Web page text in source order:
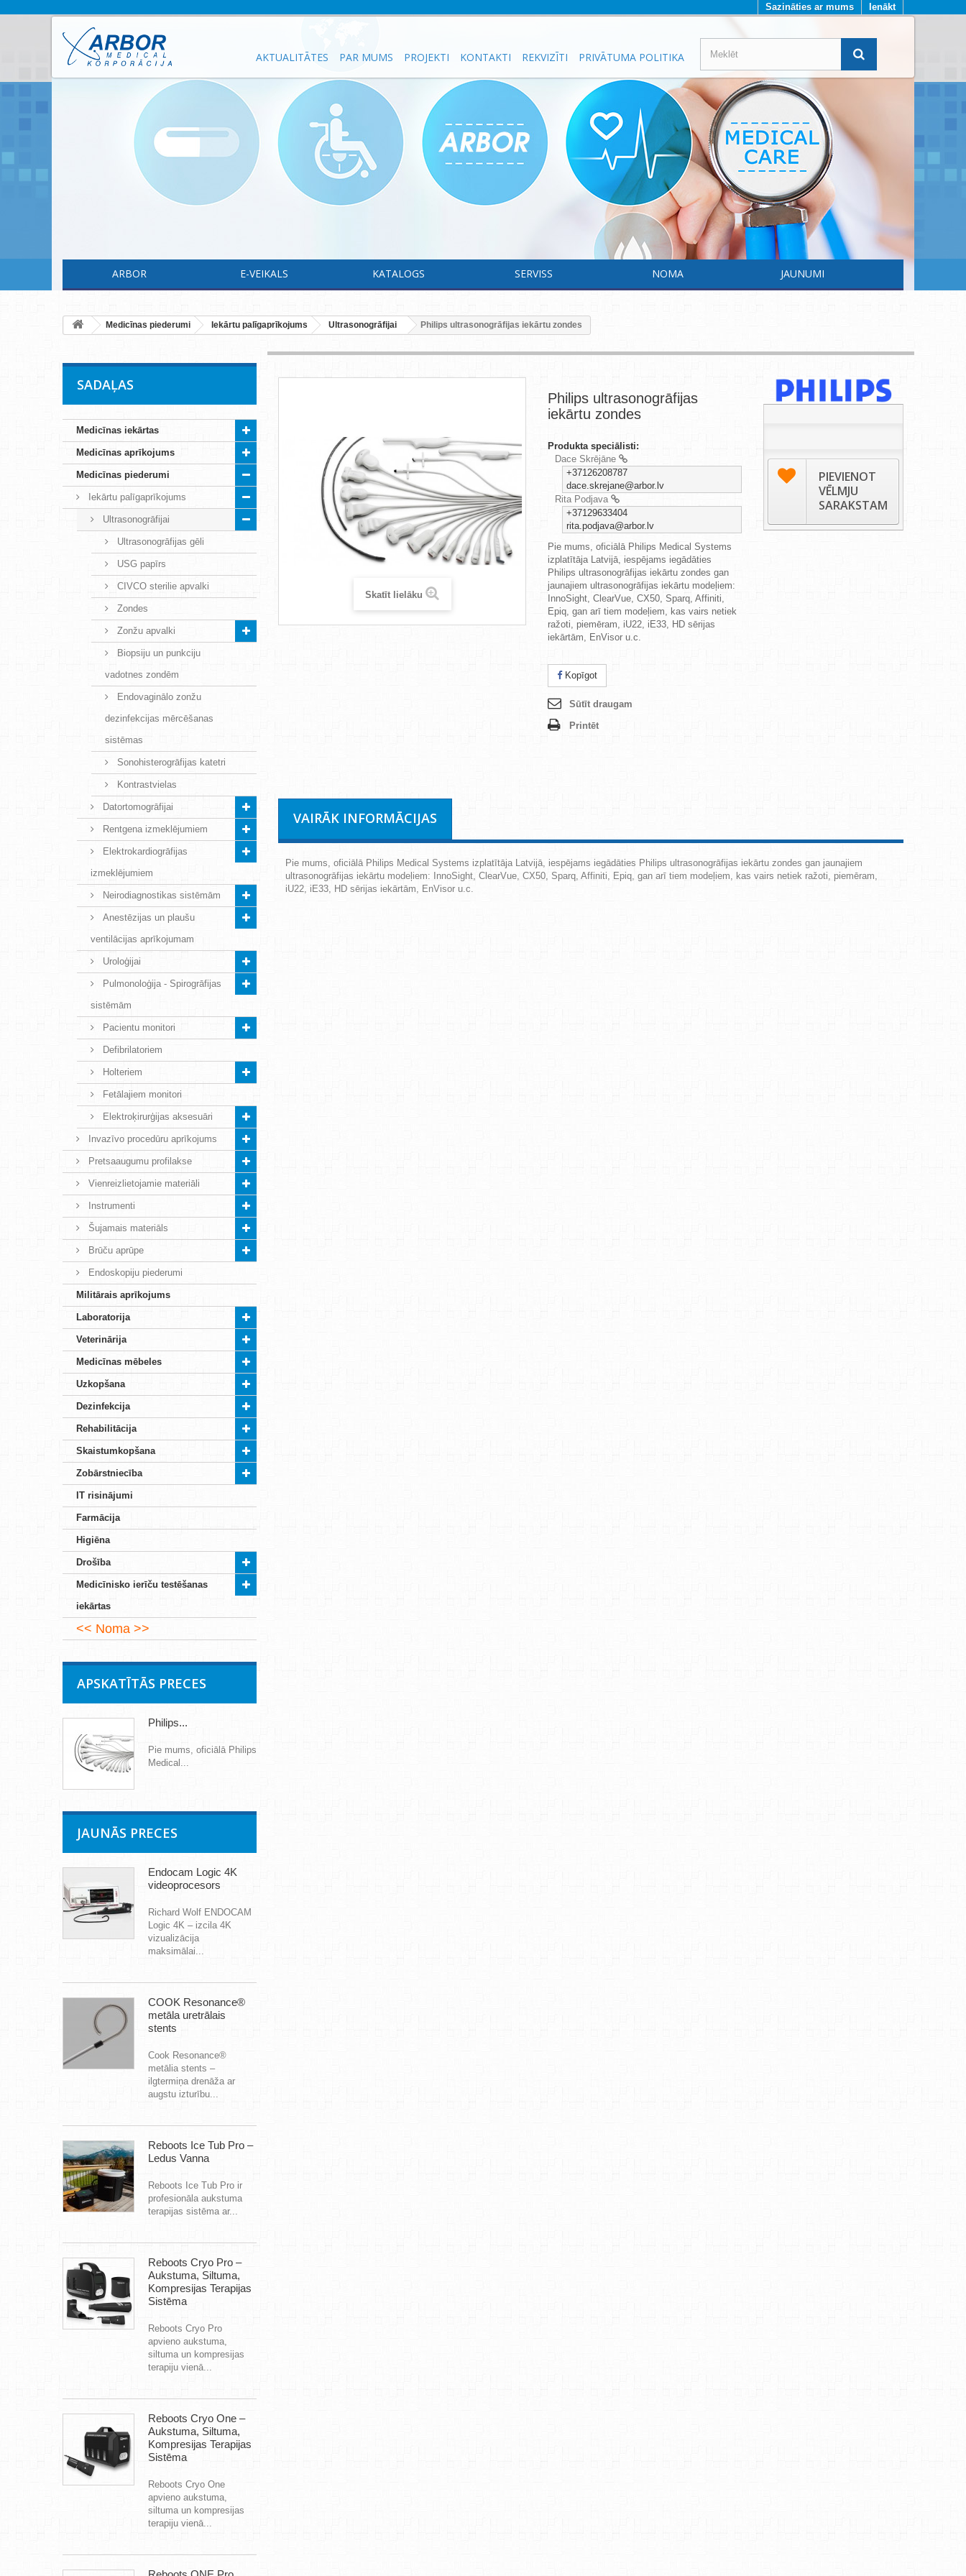
Ienākt
Sazināties ar mums
AKTUALITĀTES PAR MUMS PROJEKTI KONTAKTI REKVIZĪTI PRIVĀTUMA POLITIKA
ARBOR E-VEIKALS KATALOGS SERVISS NOMA JAUNUMI
Medicīnas piederumi Iekārtu palīgaprīkojums Ultrasonogrāfijai Philips ultrasonogrāfijas iekārtu zondes
SADAĻAS
Medicīnas iekārtas
Medicīnas aprīkojums
Medicīnas piederumi
Iekārtu palīgaprīkojums
Ultrasonogrāfijai
Ultrasonogrāfijas gēli
USG papīrs
CIVCO sterilie apvalki
Zondes
Zonžu apvalki
Biopsiju un punkciju
vadotnes zondēm
Endovaginālo zonžu
dezinfekcijas mērcēšanas
sistēmas
Sonohisterogrāfijas katetri
Kontrastvielas
Datortomogrāfijai
Rentgena izmeklējumiem
Elektrokardiogrāfijas
izmeklējumiem
Neirodiagnostikas sistēmām
Anestēzijas un plaušu
ventilācijas aprīkojumam
Uroloģijai
Pulmonoloģija - Spirogrāfijas
sistēmām
Pacientu monitori
Defibrilatoriem
Holteriem
Fetālajiem monitori
Elektroķirurģijas aksesuāri
Invazīvo procedūru aprīkojums
Pretsaaugumu profilakse
Vienreizlietojamie materiāli
Instrumenti
Šujamais materiāls
Brūču aprūpe
Endoskopiju piederumi
Militārais aprīkojums
Laboratorija
Veterinārija
Medicīnas mēbeles
Uzkopšana
Dezinfekcija
Rehabilitācija
Skaistumkopšana
Zobārstniecība
IT risinājumi
Farmācija
Higiēna
Drošība
Medicīnisko ierīču testēšanas
iekārtas
Noma
APSKATĪTĀS PRECES
Philips...
Pie mums, oficiālā Philips
Medical...
JAUNĀS PRECES
Endocam Logic 4K
videoprocesors
Richard Wolf ENDOCAM
Logic 4K – izcila 4K
vizualizācija
maksimālai...
COOK Resonance®
metāla uretrālais
stents
Cook Resonance®
metālia stents –
ilgtermiņa drenāža ar
augstu izturību...
Reboots Ice Tub Pro –
Ledus Vanna
Reboots Ice Tub Pro ir
profesionāla aukstuma
terapijas sistēma ar...
Reboots Cryo Pro –
Aukstuma, Siltuma,
Kompresijas Terapijas
Sistēma
Reboots Cryo Pro
apvieno aukstuma,
siltuma un kompresijas
terapiju vienā...
Reboots Cryo One –
Aukstuma, Siltuma,
Kompresijas Terapijas
Sistēma
Reboots Cryo One
apvieno aukstuma,
siltuma un kompresijas
terapiju vienā...
Skatīt lielāku
Philips ultrasonogrāfijas
iekārtu zondes
Produkta speciālisti:
Dace Skrējāne
+37126208787
dace.skrejane@arbor.lv
Rita Podjava
+37129633404
rita.podjava@arbor.lv
Pie mums, oficiālā Philips Medical Systems
izplatītāja Latvijā, iespējams iegādāties
Philips ultrasonogrāfijas iekārtu zondes gan
jaunajiem ultrasonogrāfijas iekārtu modeļiem:
InnoSight, ClearVue, CX50, Sparq, Affiniti,
Epiq, gan arī tiem modeļiem, kas vairs netiek
ražoti, piemēram, iU22, iE33, HD sērijas
iekārtām, EnVisor u.c.
Kopīgot
Sūtīt draugam
Printēt
PIEVIENOT
VĒLMJU
SARAKSTAM
VAIRĀK INFORMĀCIJAS
Pie mums, oficiālā Philips Medical Systems izplatītāja Latvijā, iespējams iegādāties Philips ultrasonogrāfijas iekārtu zondes gan jaunajiem
ultrasonogrāfijas iekārtu modeļiem: InnoSight, ClearVue, CX50, Sparq, Affiniti, Epiq, gan arī tiem modeļiem, kas vairs netiek ražoti, piemēram,
iU22, iE33, HD sērijas iekārtām, EnVisor u.c.